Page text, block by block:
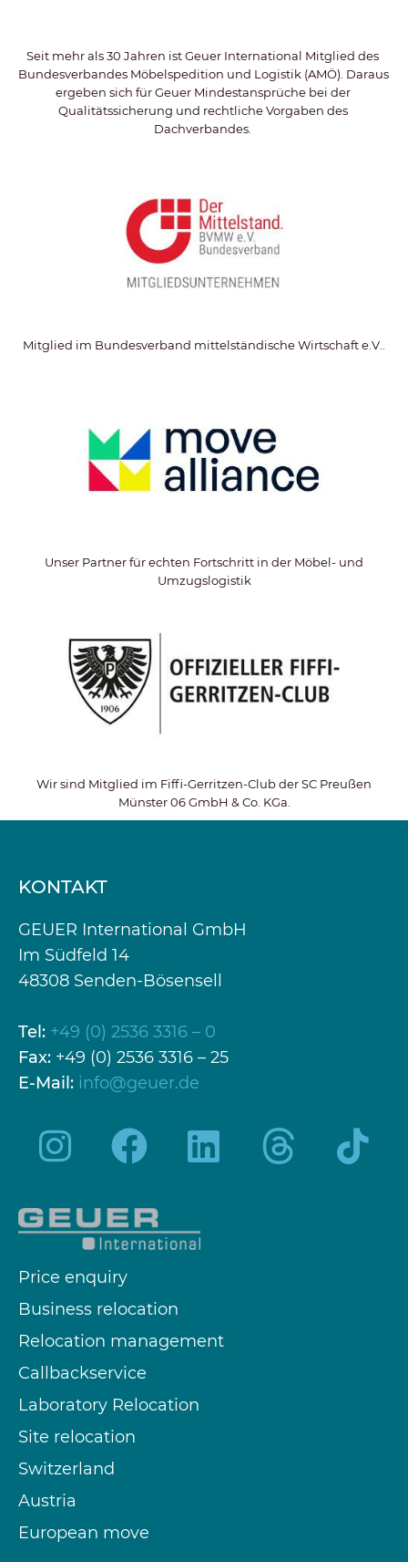
Seit mehr als 30 Jahren ist Geuer International Mitglied des
Bundesverbandes Möbelspedition und Logistik (AMÖ). Daraus
ergeben sich für Geuer Mindestansprüche bei der
Qualitätssicherung und rechtliche Vorgaben des
Dachverbandes.
Mitglied im Bundesverband mittelständische Wirtschaft e.V..
Unser Partner für echten Fortschritt in der Möbel- und
Umzugslogistik
Wir sind Mitglied im Fiffi-Gerritzen-Club der SC Preußen
Münster 06 GmbH & Co. KGa.
KONTAKT
GEUER International GmbH
Im Südfeld 14
48308 Senden-Bösensell
Tel: +49 (0) 2536 3316 – 0
Fax: +49 (0) 2536 3316 – 25
E-Mail: info@geuer.de
Price enquiry
Business relocation
Relocation management
Callbackservice
Laboratory Relocation
Site relocation
Switzerland
Austria
European move